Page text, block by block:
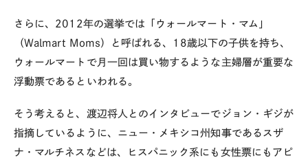
さらに、2012年の選挙では「ウォールマート・マム」
（Walmart Moms）と呼ばれる、18歳以下の子供を持ち、
ウォールマートで月一回は買い物するような主婦層が重要な
浮動票であるといわれる。
そう考えると、渡辺将人とのインタビューでジョン・ギジが
指摘しているように、ニュー・メキシコ州知事であるスザ
ナ・マルチネスなどは、ヒスパニック系にも女性票にもアピ